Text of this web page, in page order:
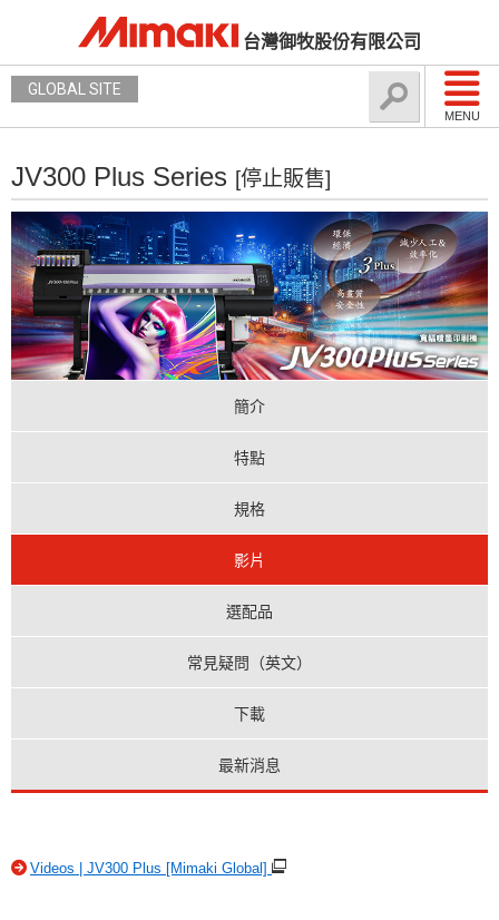
台灣御牧股份有限公司
MENU
GLOBAL SITE
JV300 Plus Series [停止販售]
簡介
特點
規格
影片
選配品
常見疑問（英文）
下載
最新消息
Videos | JV300 Plus [Mimaki Global]